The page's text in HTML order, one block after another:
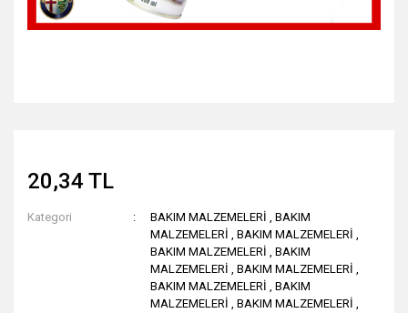
20,34 TL
Kategori BAKIM MALZEMELERİ ,BAKIM
MALZEMELERİ ,BAKIM MALZEMELERİ ,
BAKIM MALZEMELERİ ,BAKIM
MALZEMELERİ ,BAKIM MALZEMELERİ ,
BAKIM MALZEMELERİ ,BAKIM
MALZEMELERİ ,BAKIM MALZEMELERİ ,